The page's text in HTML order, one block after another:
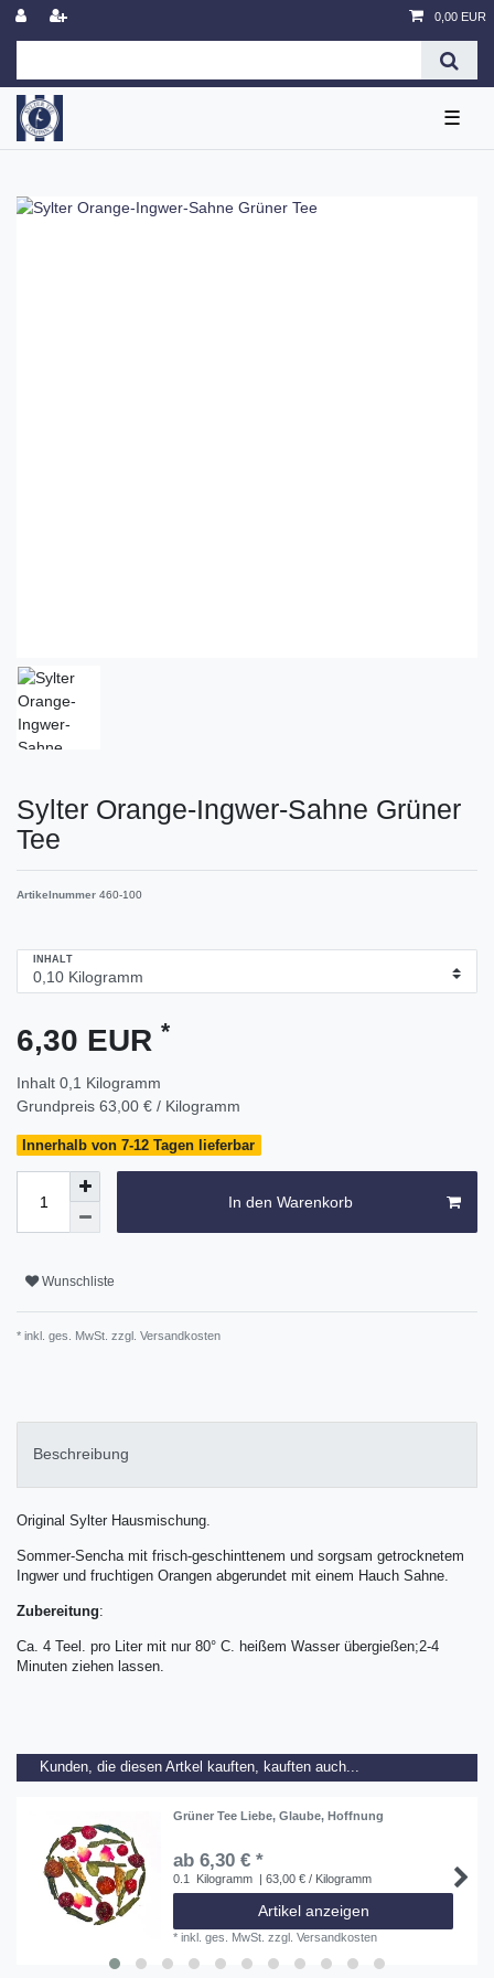
0,00 EUR
☰
Sylter Orange-Ingwer-Sahne Grüner
Tee
Artikelnummer 460-100
INHALT
6,30 EUR *
Inhalt 0,1 Kilogramm
Grundpreis 63,00 € / Kilogramm
Innerhalb von 7-12 Tagen lieferbar
In den Warenkorb
Wunschliste
* inkl. ges. MwSt. zzgl. Versandkosten
Beschreibung
Original Sylter Hausmischung.
Sommer-Sencha mit frisch-geschinttenem und sorgsam getrocknetem
Ingwer und fruchtigen Orangen abgerundet mit einem Hauch Sahne.
Zubereitung:
Ca. 4 Teel. pro Liter mit nur 80° C. heißem Wasser übergießen;2-4
Minuten ziehen lassen.
Kunden, die diesen Artkel kauften, kauften auch...
Grüner Tee Liebe, Glaube, Hoffnung
ab 6,30 € *
0.1 Kilogramm | 63,00 € / Kilogramm
Artikel anzeigen
*inkl. ges. MwSt. zzgl.Versandkosten